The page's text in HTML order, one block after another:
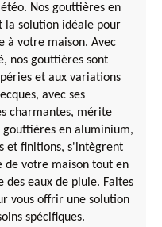
Nos gouttières en
la solution idéale pour
à votre maison. Avec
nos gouttières sont
et aux variations
avec ses
charmantes, mérite
gouttières en aluminium,
et finitions, s'intègrent
de votre maison tout en
des eaux de pluie. Faites
vous offrir une solution
spécifiques.